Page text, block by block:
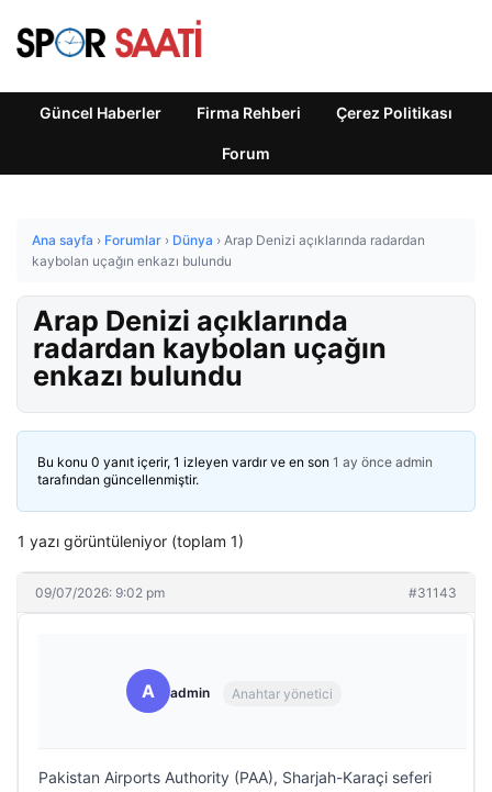
Güncel Haberler Firma Rehberi Çerez Politikası
Forum
Ana sayfa › Forumlar › Dünya › Arap Denizi açıklarında radardan
kaybolan uçağın enkazı bulundu
Arap Denizi açıklarında
radardan kaybolan uçağın
enkazı bulundu
Bu konu 0 yanıt içerir, 1 izleyen vardır ve en son 1 ay önce admin
tarafından güncellenmiştir.
1 yazı görüntüleniyor (toplam 1)
09/07/2026: 9:02 pm #31143
A admin Anahtar yönetici
Pakistan Airports Authority (PAA), Sharjah-Karaçi seferi